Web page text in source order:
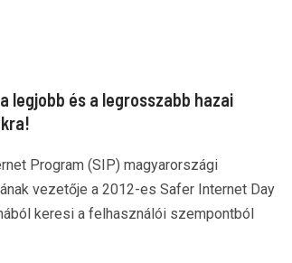
legjobb és a legrosszabb hazai
Program (SIP) magyarországi
vezetője a 2012-es Safer Internet Day
keresi a felhasználói szempontból